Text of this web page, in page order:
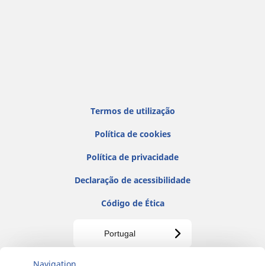
Termos de utilização
Política de cookies
Política de privacidade
Declaração de acessibilidade
Código de Ética
Portugal